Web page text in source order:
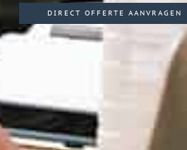
DIRECT OFFERTE AANVRAGEN